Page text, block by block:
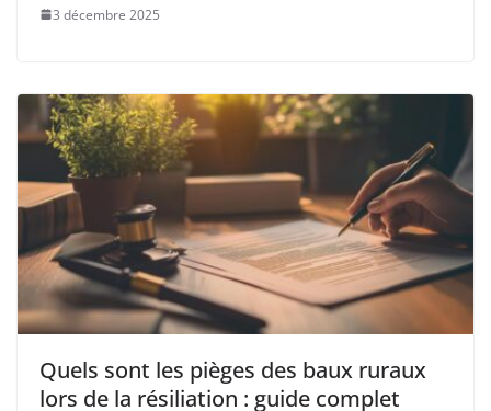
3 décembre 2025
Quels sont les pièges des baux ruraux
lors de la résiliation : guide complet